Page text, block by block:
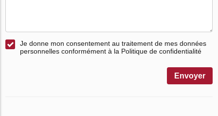
Je donne mon consentement au traitement de mes données
personnelles conformément à la Politique de confidentialité
Envoyer